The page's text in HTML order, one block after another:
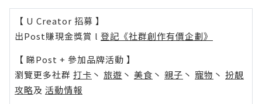
【 U Creator 招募 】
出Post賺現金獎賞 l 登記《社群創作有價企劃》
【 睇Post + 參加品牌活動 】
瀏覽更多社群 打卡 丶 旅遊 丶 美食 丶 親子 丶 寵物 丶 扮靚
攻略及 活動情報